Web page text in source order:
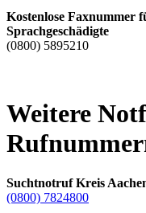
Kostenlose Faxnummer
Sprachgeschädigte
(0800) 5895210
Weitere
Suchtnotruf Kreis
(0800) 7824800